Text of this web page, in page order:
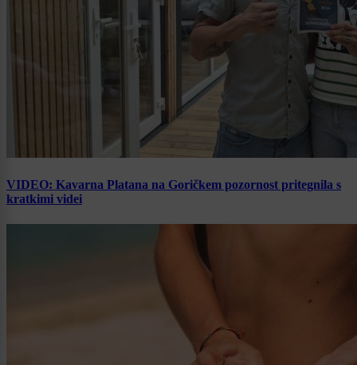
VIDEO: Kavarna Platana na Goričkem pozornost pritegnila s
kratkimi videi